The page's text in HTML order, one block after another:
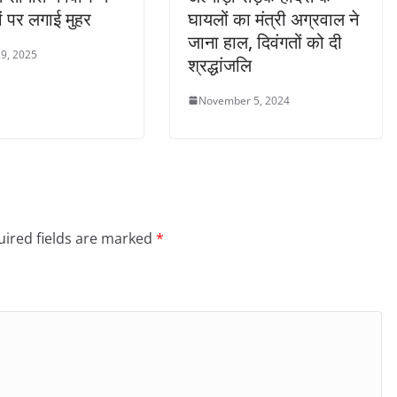
पर लगाई मुहर
2025
घायलों का मंत्री अग्रवाल ने
जाना हाल, दिवंगतों को दी
श्रद्धांजलि
November 5, 2024
fields are marked *